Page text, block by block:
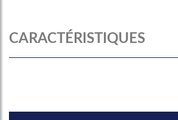
CARACTÉRISTIQUES